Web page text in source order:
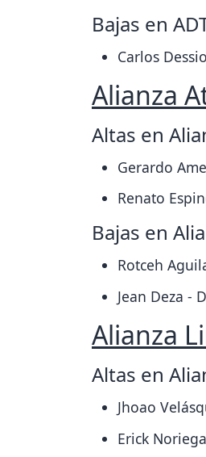
Bajas en
Carlos
Alianza
Altas en
Gerardo
Renato
Bajas en
Rotceh
Jean Deza -
Alianza
Altas en
Jhoao
Erick